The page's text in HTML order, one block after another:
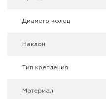
Релоадинг
Диаметр колец
Наклон
Тип крепления
Материал